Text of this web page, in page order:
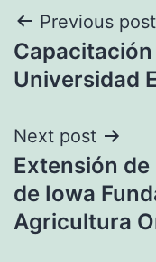
de
Previous post
Capacitación
Universidad
Next post
Extensión
de Iowa
Agricultura